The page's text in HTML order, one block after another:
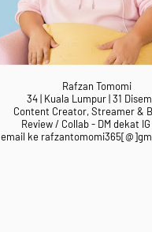
Rafzan Tomomi
34 | Kuala Lumpur | 31
Content Creator, Streamer &
Review / Collab - DM dekat
email ke